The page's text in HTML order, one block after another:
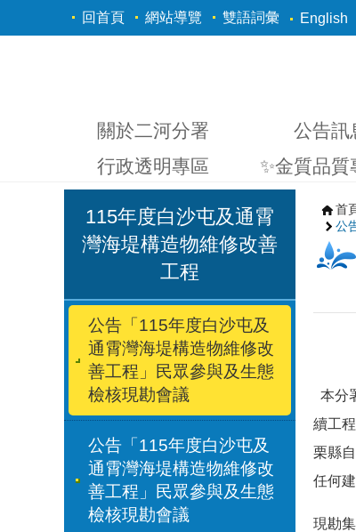
跳到主要內容區塊
回首頁 網站導覽 雙語詞彙 English
關於二河分署 公告訊
行政透明專區
✨金質品質
115年度白沙屯及通霄
灣海堤構造物維修改善
工程
公告「115年度白沙屯及
通霄灣海堤構造物維修改
善工程」民眾參與及生態
檢核現勘會議
公告「115年度白沙屯及
通霄灣海堤構造物維修改
善工程」民眾參與及生態
檢核現勘會議
首
公
本分
續工
栗縣
任何
現勘